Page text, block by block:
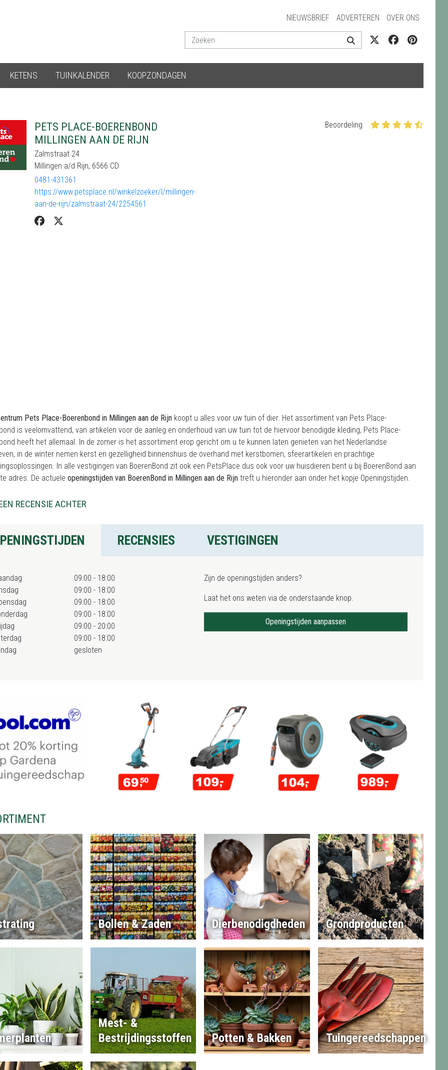
NIEUWSBRIEF ADVERTEREN OVER ONS
KETENS TUINKALENDER KOOPZONDAGEN
PETS PLACE-BOERENBOND
MILLINGEN AAN DE RIJN
Zalmstraat 24
Millingen a/d Rijn, 6566 CD
0481-431361
https://www.petsplace.nl/winkelzoeker/l/millingen-
aan-de-rijn/zalmstraat-24/2254561
Beoordeling
Pets Place-Boerenbond in Millingen aan de Rijn koopt u alles voor uw tuin of dier. Het assortiment van Pets Place-
is veelomvattend, van artikelen voor de aanleg en onderhoud van uw tuin tot de hiervoor benodigde kleding, Pets Place-
heeft het allemaal. In de zomer is het assortiment erop gericht om u te kunnen laten genieten van het Nederlandse
in de winter nemen kerst en gezelligheid binnenshuis de overhand met kerstbomen, sfeerartikelen en prachtige
In alle vestigingen van BoerenBond zit ook een PetsPlace dus ook voor uw huisdieren bent u bij BoerenBond aan
adres. De actuele openingstijden van BoerenBond in Millingen aan de Rijn treft u hieronder aan onder het kopje Openingstijden.
RECENSIE ACHTER
RECENSIES VESTIGINGEN
09:00 - 18:00
09:00 - 18:00
09:00 - 18:00
09:00 - 18:00
09:00 - 20:00
09:00 - 18:00
gesloten
Zijn de openingstijden anders?
Laat het ons weten via de onderstaande knop.
Openingstijden aanpassen
Bollen & Zaden Dierbenodigdheden Grondproducten
Mest- &
Bestrijdingsstoffen
Potten & Bakken Tuingereedschappen